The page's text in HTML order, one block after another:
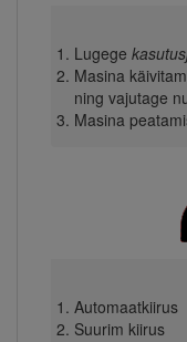
Lugege
Masina
ning vajutage
Masina
Automaatkiirus
Suurim kiirus